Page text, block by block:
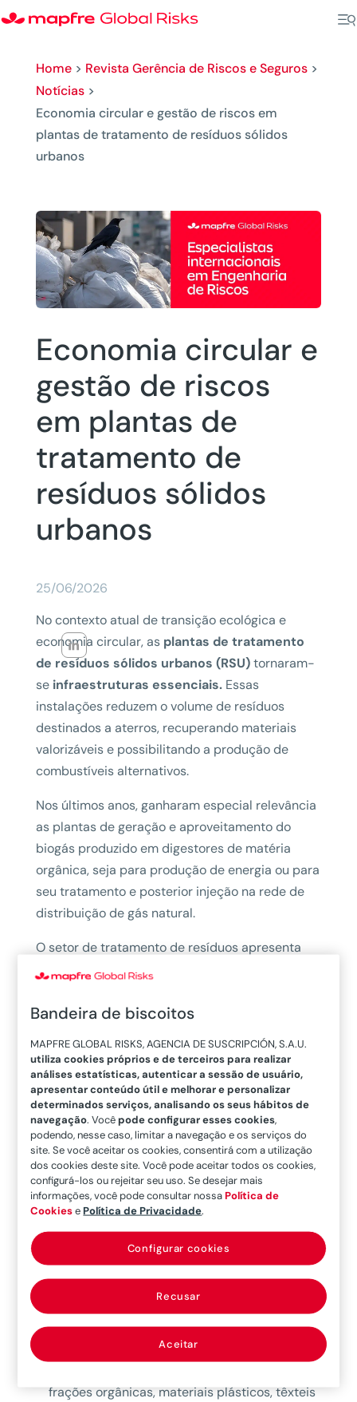
Home> Revista Gerência de Riscos e Seguros>
Notícias>
Economia circular e gestão de riscos em
plantas de tratamento de resíduos sólidos
urbanos
Economia circular e
gestão de riscos
em plantas de
tratamento de
resíduos sólidos
urbanos
25/06/2026
No contexto atual de transição ecológica e
economia circular, as plantas de tratamento
de resíduos sólidos urbanos (RSU)tornaram-
se infraestruturas essenciais.Essas
instalações reduzem o volume de resíduos
destinados a aterros, recuperando materiais
valorizáveis e possibilitando a produção de
combustíveis alternativos.
Nos últimos anos, ganharam especial relevância
as plantas de geração e aproveitamento do
biogás produzido em digestores de matéria
orgânica, seja para produção de energia ou para
seu tratamento e posterior injeção na rede de
distribuição de gás natural.
O setor de tratamento de resíduos apresenta
elevados índices de sinistralidade
se destaca como o tipo de sinistro com maior
Estudos de sinistralidade realizados em
empresas líderes do setor de tratamento de
RSU confirmam que os sinistros de Danos
Materiais, que englobam os incêndios,
representam em alguns casos até 92% do custo
total da sinistralidade.
Particularidades da
atividade quanto ao
risco de incêndio
Natureza heterogênea do resíduo.
A composição do resíduo recebido condiciona
frações orgânicas, materiais plásticos, têxteis
Bandeira de biscoitos
MAPFRE GLOBAL RISKS, AGENCIA DE SUSCRIPCIÓN, S.A.U.
utiliza cookies próprios e de terceiros para realizar
análises estatísticas, autenticar a sessão de usuário,
apresentar conteúdo útil e melhorar e personalizar
determinados serviços, analisando os seus hábitos de
navegação. Vocêpode configurar esses cookies,
podendo, nesse caso, limitar a navegação e os serviços do
site. Se você aceitar os cookies, consentirá com a utilização
dos cookies deste site. Você pode aceitar todos os cookies,
configurá-los ou rejeitar seu uso. Se desejar mais
informações, você pode consultar nossaPolítica de
CookiesePolítica de Privacidade.
Recusar
Aceitar
Configurar cookies